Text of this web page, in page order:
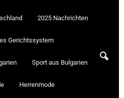
2025 Nachrichten
Gerichtssystem
Sport aus Bulgarien
Herrenmode